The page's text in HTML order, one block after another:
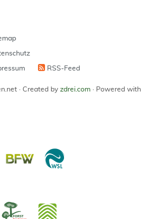
RSS-Feed
· Created by zdrei.com · Powered with